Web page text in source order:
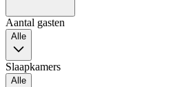
Aantal gasten
Alle
Slaapkamers
Alle